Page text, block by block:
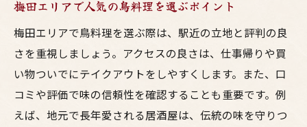
梅田エリアで人気の鳥料理を選ぶポイント
梅田エリアで鳥料理を選ぶ際は、駅近の立地と評判の良
さを重視しましょう。アクセスの良さは、仕事帰りや買
い物ついでにテイクアウトをしやすくします。また、口
コミや評価で味の信頼性を確認することも重要です。例
えば、地元で長年愛される居酒屋は、伝統の味を守りつ